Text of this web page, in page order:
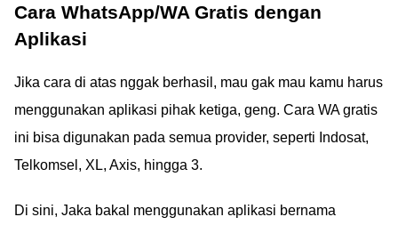
Cara WhatsApp/WA Gratis dengan
Aplikasi
Jika cara di atas nggak berhasil, mau gak mau kamu harus
menggunakan aplikasi pihak ketiga, geng. Cara WA gratis
ini bisa digunakan pada semua provider, seperti Indosat,
Telkomsel, XL, Axis, hingga 3.
Di sini, Jaka bakal menggunakan aplikasi bernama